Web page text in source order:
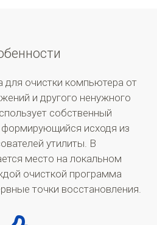
для очистки компьютера от
и другого ненужного
собственный
формирующийся исходя из
утилиты. В
место на локальном
очисткой программа
точки восстановления.